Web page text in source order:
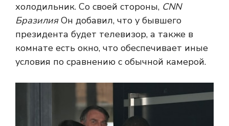
холодильник. Со своей стороны, CNN
БразилияОн добавил, что у бывшего
президента будет телевизор, а также в
комнате есть окно, что обеспечивает иные
условия по сравнению с обычной камерой.